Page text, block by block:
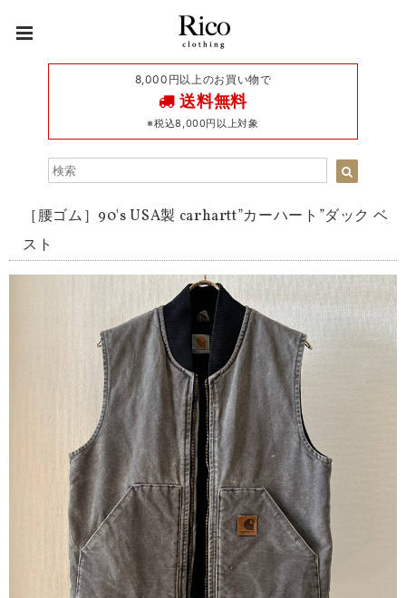
8,000円以上のお買い物で
送料無料
※税込8,000円以上対象
［腰ゴム］90's USA製 carhartt”カーハート”ダック ベ
スト